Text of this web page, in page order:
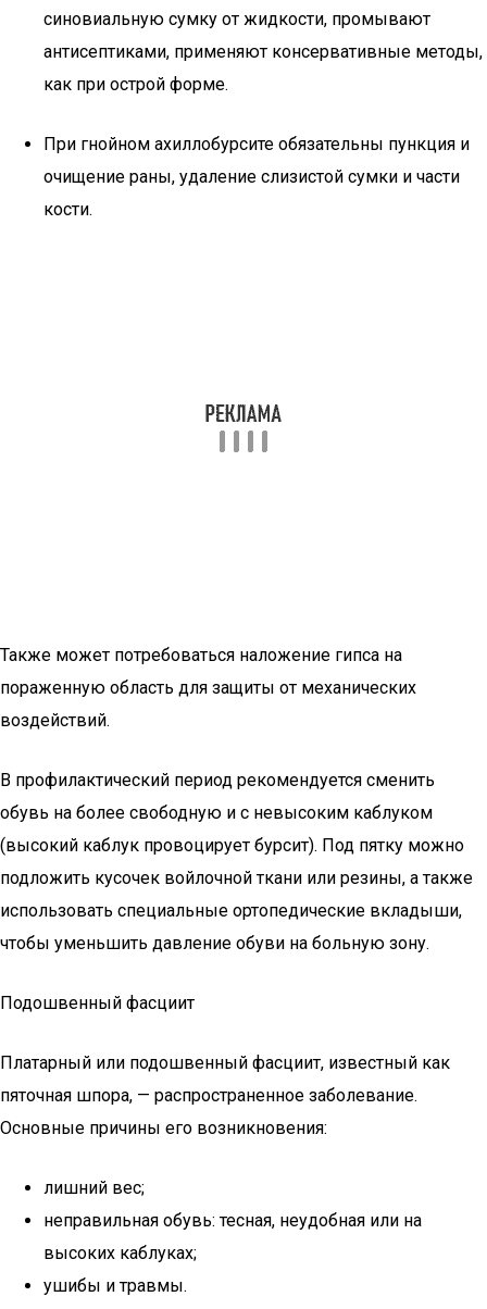
синовиальную сумку от жидкости, промывают
антисептиками, применяют консервативные методы,
как при острой форме.
При гнойном ахиллобурсите обязательны пункция и
очищение раны, удаление слизистой сумки и части
кости.
Также может потребоваться наложение гипса на
пораженную область для защиты от механических
воздействий.
В профилактический период рекомендуется сменить
обувь на более свободную и с невысоким каблуком
(высокий каблук провоцирует бурсит). Под пятку можно
подложить кусочек войлочной ткани или резины, а также
использовать специальные ортопедические вкладыши,
чтобы уменьшить давление обуви на больную зону.
Подошвенный фасциит
Платарный или подошвенный фасциит, известный как
пяточная шпора, — распространенное заболевание.
Основные причины его возникновения:
лишний вес;
неправильная обувь: тесная, неудобная или на
высоких каблуках;
ушибы и травмы.